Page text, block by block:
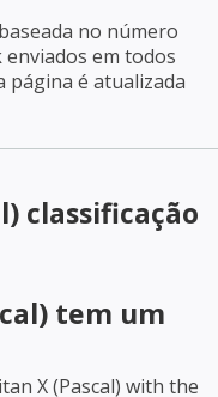
no número
em todos
página é atualizada
classificação
tem um
X (Pascal) with the